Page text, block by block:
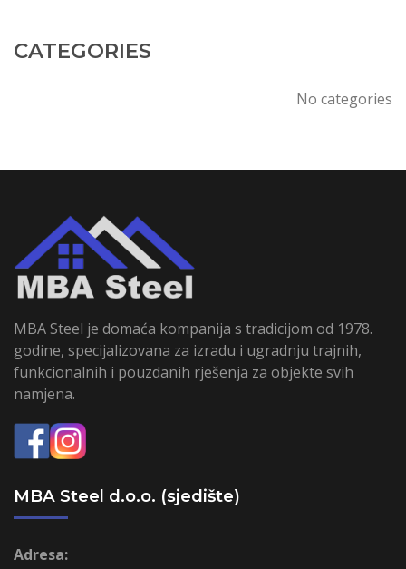
CATEGORIES
No categories
MBA Steel je domaća kompanija s tradicijom od 1978.
godine, specijalizovana za izradu i ugradnju trajnih,
funkcionalnih i pouzdanih rješenja za objekte svih
namjena.
MBA Steel d.o.o. (sjedište)
Adresa: